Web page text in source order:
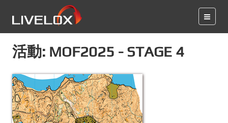
活動: MOF2025 - STAGE 4